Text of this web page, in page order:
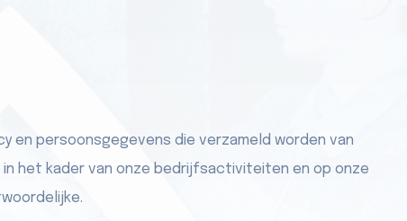
en persoonsgegevens die verzameld worden van
het kader van onze bedrijfsactiviteiten en op onze